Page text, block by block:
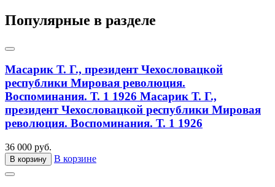
Популярные в разделе
Масарик Т. Г., президент Чехословацкой
республики Мировая революция.
Воспоминания. Т. 1 1926 Масарик Т. Г.,
президент Чехословацкой республики Мировая
революция. Воспоминания. Т. 1 1926
36 000 руб.
В корзину В корзине